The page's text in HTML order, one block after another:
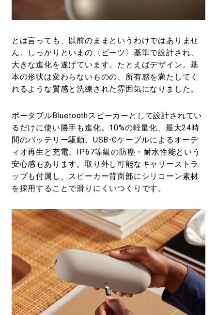
とは言っても、以前のままというわけではありませ
ん。しっかりといまの〈ビーツ〉基準で設計され、
大きな進化を遂げています。たとえばデザイン。基
本の形状は変わらないものの、所有感を満たしてく
れるような質感と洗練された雰囲気になりました。
ポータブルBluetoothスピーカーとして設計されてい
るだけに使い勝手も進化。10%の軽量化、最大24時
間のバッテリー駆動、USB-Cケーブルによるオーデ
ィオ再生と充電、IP67等級の防塵・耐水性能という
安心感もあります。取り外し可能なキャリーストラ
ップも付属し、スピーカー背面部にシリコーン素材
を採用することで滑りにくいつくりです。